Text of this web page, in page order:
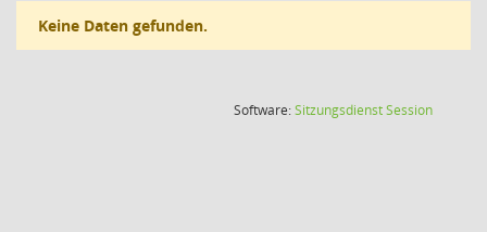
Keine Daten gefunden.
Software:SitzungsdienstSession(Wird in